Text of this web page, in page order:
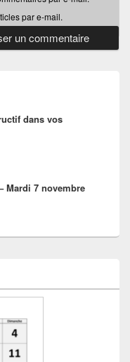
par e-mail.
dans vos
Mardi 7 novembre